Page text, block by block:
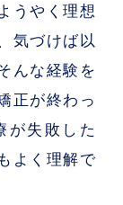
うやく理想
気づけば以
んな経験を
正が終わっ
が失敗した
よく理解で